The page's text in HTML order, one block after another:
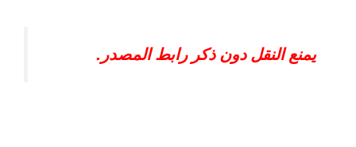
يمنع النقل دون ذكر رابط المصدر.